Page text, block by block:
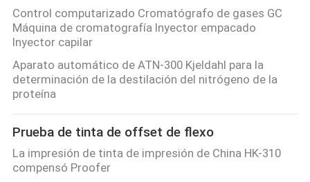
MAPA
DEL
SITIO
PRIVACY
POLICY
Control computarizado Cromatógrafo de gases GC
Máquina de cromatografía Inyector empacado
Inyector capilar
Aparato automático de ATN-300 Kjeldahl para la
determinación de la destilación del nitrógeno de la
proteína
Prueba de tinta de offset de flexo
La impresión de tinta de impresión de China HK-310
compensó Proofer